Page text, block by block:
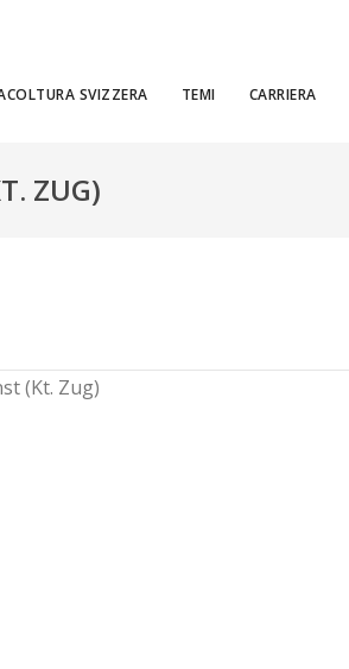
SVIZZERA TEMI CARRIERA
ZUG)
(Kt. Zug)